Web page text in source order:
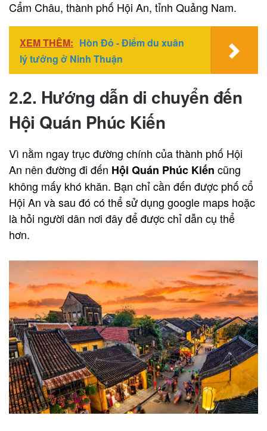
Cẩm Châu, thành phố Hội An, tỉnh Quảng Nam.
XEM THÊM: Hòn Đỏ - Điểm du xuân
lý tưởng ở Ninh Thuận
2.2. Hướng dẫn di chuyển đến
Hội Quán Phúc Kiến
Vì nằm ngay trục đường chính của thành phố Hội
An nên đường đi đến Hội Quán Phúc Kiến cũng
không mấy khó khăn. Bạn chỉ cần đến được phố cổ
Hội An và sau đó có thể sử dụng google maps hoặc
là hỏi người dân nơi đây để được chỉ dẫn cụ thể
hơn.